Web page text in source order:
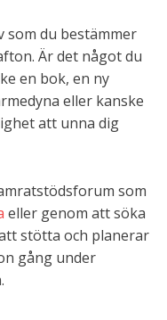
som du bestämmer
Är det något du
en bok, en ny
eller kanske
att unna dig
som
eller genom att söka
stötta och planerar
gång under